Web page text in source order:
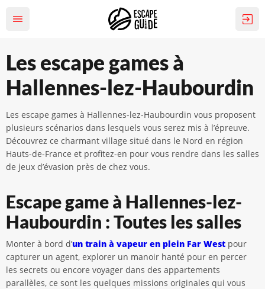
Les escape games à
Hallennes-lez-Haubourdin
Les escape games à Hallennes-lez-Haubourdin vous proposent
plusieurs scénarios dans lesquels vous serez mis à l’épreuve.
Découvrez ce charmant village situé dans le Nord en région
Hauts-de-France et profitez-en pour vous rendre dans les salles
de jeux d’évasion près de chez vous.
Escape game à Hallennes-lez-
Haubourdin : Toutes les salles
Monter à bord d’un train à vapeur en plein Far West pour
capturer un agent, explorer un manoir hanté pour en percer
les secrets ou encore voyager dans des appartements
parallèles, ce sont les quelques missions originales qui vous